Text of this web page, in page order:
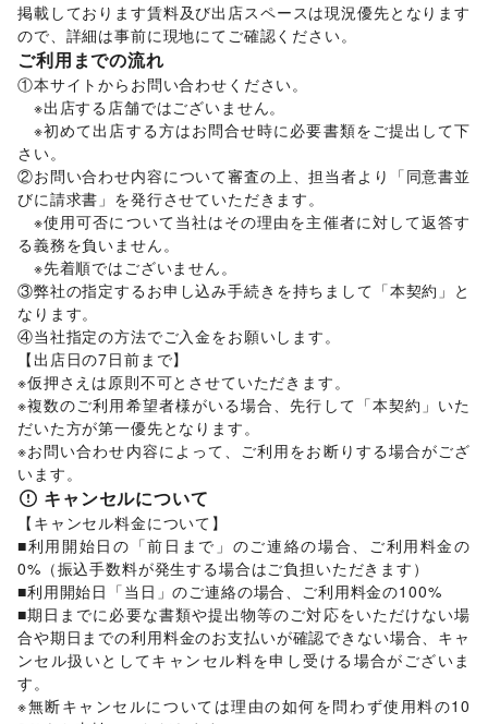
その他活動・個人
その他活動・個人
掲載しております賃料及び出店スペースは現況優先となります
ので、詳細は事前に現地にてご確認ください。
ご利用までの流れ
①本サイトからお問い合わせください。
※出店する店舗ではございません。
※初めて出店する方はお問合せ時に必要書類をご提出して下
さい。
②お問い合わせ内容について審査の上、担当者より「同意書並
びに請求書」を発行させていただきます。
※使用可否について当社はその理由を主催者に対して返答す
る義務を負いません。
※先着順ではございません。
③弊社の指定するお申し込み手続きを持ちまして「本契約」と
なります。
④当社指定の方法でご入金をお願いします。
【出店日の7日前まで】
※仮押さえは原則不可とさせていただきます。
※複数のご利用希望者様がいる場合、先行して「本契約」いた
だいた方が第一優先となります。
※お問い合わせ内容によって、ご利用をお断りする場合がござ
います。
キャンセルについて
【キャンセル料金について】
■利用開始日の「前日まで」のご連絡の場合、ご利用料金の
0%（振込手数料が発生する場合はご負担いただきます）
■利用開始日「当日」のご連絡の場合、ご利用料金の100%
■期日までに必要な書類や提出物等のご対応をいただけない場
合や期日までの利用料金のお支払いが確認できない場合、キャ
ンセル扱いとしてキャンセル料を申し受ける場合がございま
す。
※無断キャンセルについては理由の如何を問わず使用料の10